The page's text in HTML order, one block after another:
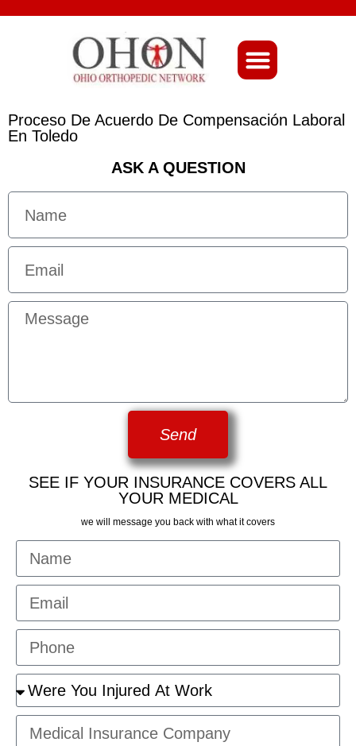
Proceso De Acuerdo De Compensación Laboral
En Toledo
ASK A QUESTION
Send
SEE IF YOUR INSURANCE COVERS ALL
YOUR MEDICAL
we will message you back with what it covers